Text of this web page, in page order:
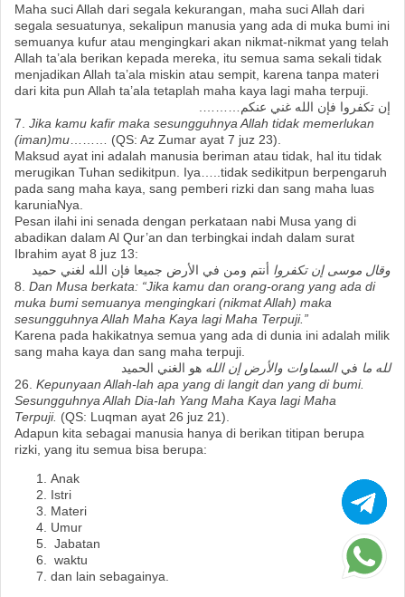
Maha suci Allah dari segala kekurangan, maha suci Allah dari
segala sesuatunya, sekalipun manusia yang ada di muka bumi ini
semuanya kufur atau mengingkari akan nikmat-nikmat yang telah
Allah ta’ala berikan kepada mereka, itu semua sama sekali tidak
menjadikan Allah ta’ala miskin atau sempit, karena tanpa materi
dari kita pun Allah ta’ala tetaplah maha kaya lagi maha terpuji.
إن تكفروا فإن الله غني عنكم……….
7. Jika kamu kafir maka sesungguhnya Allah tidak memerlukan
(iman)mu ……… (QS: Az Zumar ayat 7 juz 23).
Maksud ayat ini adalah manusia beriman atau tidak, hal itu tidak
merugikan Tuhan sedikitpun. Iya…..tidak sedikitpun berpengaruh
pada sang maha kaya, sang pemberi rizki dan sang maha luas
karuniaNya.
Pesan ilahi ini senada dengan perkataan nabi Musa yang di
abadikan dalam Al Qur’an dan terbingkai indah dalam surat
Ibrahim ayat 8 juz 13:
وقال موسى إن تكفروا أنتم ومن في الأرض جميعا فإن الله لغني حميد
8. Dan Musa berkata: “Jika kamu dan orang-orang yang ada di
muka bumi semuanya mengingkari (nikmat Allah) maka
sesungguhnya Allah Maha Kaya lagi Maha Terpuji.”
Karena pada hakikatnya semua yang ada di dunia ini adalah milik
sang maha kaya dan sang maha terpuji.
لله ما فيالسماوات والأرض إن الله هو الغني الحميد
26. Kepunyaan Allah-lah apa yang di langit dan yang di bumi.
Sesungguhnya Allah Dia-lah Yang Maha Kaya lagi Maha
Terpuji. (QS: Luqman ayat 26 juz 21).
Adapun kita sebagai manusia hanya di berikan titipan berupa
rizki, yang itu semua bisa berupa:
Anak
Istri
Materi
Umur
Jabatan
waktu
dan lain sebagainya.